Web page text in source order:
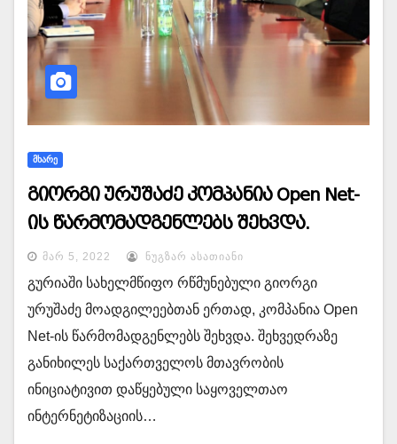
ᲛᲮᲐᲠᲔ
გიორგი ურუშაძე კომპანია Open Net-
ის წარმომადგენლებს შეხვდა.
ᲛᲐᲠ 5, 2022 ᲜᲣᲒᲖᲐᲠ ᲐᲡᲐᲗᲘᲐᲜᲘ
გურიაში სახელმწიფო რწმუნებული გიორგი
ურუშაძე მოადგილეებთან ერთად, კომპანია Open
Net-ის წარმომადგენლებს შეხვდა. შეხვედრაზე
განიხილეს საქართველოს მთავრობის
ინიციატივით დაწყებული საყოველთაო
ინტერნეტიზაციის…